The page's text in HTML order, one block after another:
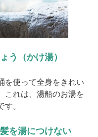
う（かけ湯）
を使って全身をきれい
これは、湯船のお湯を
。
を湯につけない